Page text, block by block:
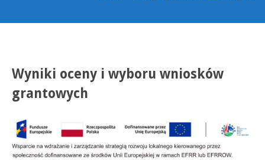
Wyniki oceny i wyboru wniosków
grantowych